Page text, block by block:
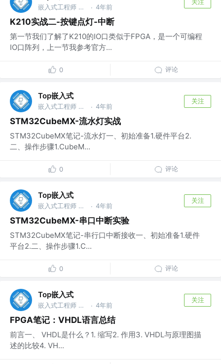
嵌入式工程师 @华为 · 4年前
K210实战二-按键点灯-中断
第一节我们了解了K210的IO口类似于FPGA，是一个可编程
IO口阵列，上一节我参考官方...
0 评论
Top嵌入式
嵌入式工程师 @华为 · 4年前
关注
STM32CubeMX-流水灯实战
STM32CubeMX笔记-流水灯一、初始准备1.硬件平台2.
二、操作步骤1.CubeM...
0 评论
Top嵌入式
嵌入式工程师 @华为 · 4年前
关注
STM32CubeMX-串口中断实验
STM32CubeMX笔记-串行口中断接收一、初始准备1.硬件
平台2.二、操作步骤1.C...
0 评论
Top嵌入式
嵌入式工程师 @华为 · 4年前
关注
FPGA笔记：VHDL语言总结
前言一、 VHDL是什么？1. 缩写2. 作用3. VHDL与原理图描
述的比较4. VH...